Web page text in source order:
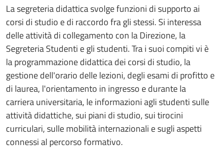
La segreteria didattica svolge funzioni di supporto ai
corsi di studio e di raccordo fra gli stessi. Si interessa
delle attività di collegamento con la Direzione, la
Segreteria Studenti e gli studenti. Tra i suoi compiti vi è
la programmazione didattica dei corsi di studio, la
gestione dell'orario delle lezioni, degli esami di profitto e
di laurea, l'orientamento in ingresso e durante la
carriera universitaria, le informazioni agli studenti sulle
attività didattiche, sui piani di studio, sui tirocini
curriculari, sulle mobilità internazionali e sugli aspetti
connessi al percorso formativo.